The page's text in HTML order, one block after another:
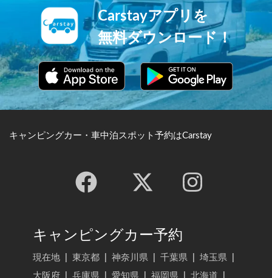
Carstayアプリを
無料ダウンロード！
キャンピングカー・車中泊スポット予約はCarstay
キャンピングカー予約
現在地 東京都 神奈川県 千葉県 埼玉県
大阪府
兵庫県 愛知県 福岡県 北海道